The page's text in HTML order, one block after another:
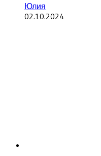
Юлия
02.10.2024